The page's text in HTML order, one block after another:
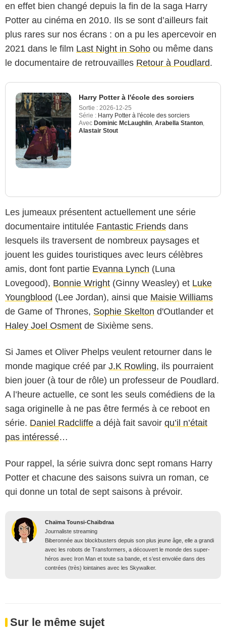
en effet bien changé depuis la fin de la saga Harry
Potter au cinéma en 2010. Ils se sont d’ailleurs fait
plus rares sur nos écrans : on a pu les apercevoir en
2021 dans le film Last Night in Soho ou même dans
le documentaire de retrouvailles Retour à Poudlard.
Harry Potter à l'école des sorciers
Sortie : 2026-12-25
Série : Harry Potter à l'école des sorciers
Avec Dominic McLaughlin Arabella Stanton
Alastair Stout
Les jumeaux présentent actuellement une série
documentaire intitulée Fantastic Friends dans
lesquels ils traversent de nombreux paysages et
jouent les guides touristiques avec leurs célèbres
amis, dont font partie Evanna Lynch (Luna
Lovegood), Bonnie Wright (Ginny Weasley) et Luke
Youngblood (Lee Jordan), ainsi que Maisie Williams
de Game of Thrones, Sophie Skelton d'Outlander et
Haley Joel Osment de Sixième sens.
Si James et Oliver Phelps veulent retourner dans le
monde magique créé par J.K Rowling, ils pourraient
bien jouer (à tour de rôle) un professeur de Poudlard.
A l’heure actuelle, ce sont les seuls comédiens de la
saga originelle à ne pas être fermés à ce reboot en
série. Daniel Radcliffe a déjà fait savoir qu’il n’était
pas intéressé…
Pour rappel, la série suivra donc sept romans Harry
Potter et chacune des saisons suivra un roman, ce
qui donne un total de sept saisons à prévoir.
Chaïma Tounsi-Chaïbdraa
Journaliste streaming
Biberonnée aux blockbusters depuis son plus jeune âge, elle a grandi
avec les robots de Transformers, a découvert le monde des super-
héros avec Iron Man et toute sa bande, et s’est envolée dans des
contrées (très) lointaines avec les Skywalker.
Sur le même sujet